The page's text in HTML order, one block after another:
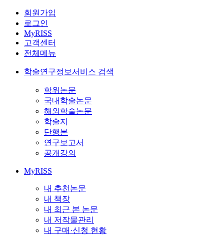
회원가입
로그인
MyRISS
고객센터
전체메뉴
학술연구정보서비스 검색
학위논문
국내학술논문
해외학술논문
학술지
단행본
연구보고서
공개강의
MyRISS
내 추천논문
내 책장
내 최근 본 논문
내 저작물관리
내 구매·신청 현황